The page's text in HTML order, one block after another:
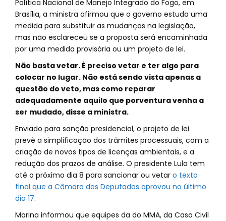
Política Nacional de Manejo Integrado do Fogo, em
Brasília, a ministra afirmou que o governo estuda uma
medida para substituir as mudanças na legislação,
mas não esclareceu se a proposta será encaminhada
por uma medida provisória ou um projeto de lei.
Não basta vetar. É preciso vetar e ter algo para
colocar no lugar. Não está sendo vista apenas a
questão do veto, mas como reparar
adequadamente aquilo que porventura venha a
ser mudado, disse a ministra.
Enviado para sanção presidencial, o projeto de lei
prevê a simplificação dos trâmites processuais, com a
criação de novos tipos de licenças ambientais, e a
redução dos prazos de análise. O presidente Lula tem
até o próximo dia 8 para sancionar ou vetar o texto
final que a Câmara dos Deputados aprovou no último
dia 17.
Marina informou que equipes da do MMA, da Casa Civil